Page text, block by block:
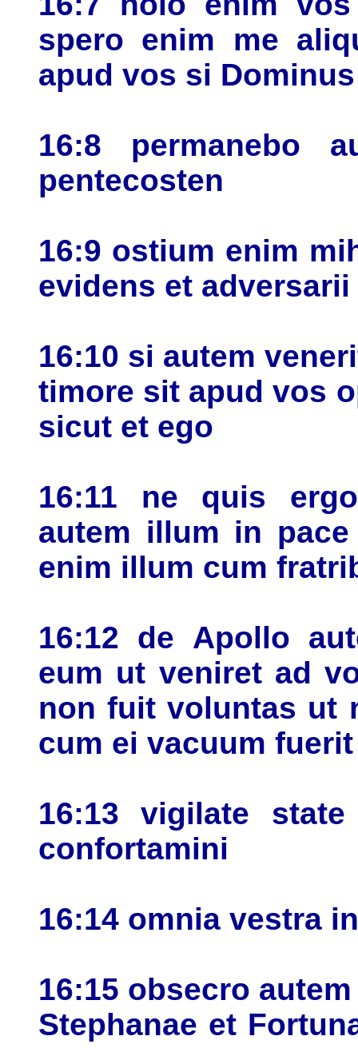
spero enim me
apud vos si
16:8 permanebo
pentecosten
16:9 ostium enim
evidens et
16:10 si autem
timore sit apud vos
sicut et ego
16:11 ne quis
autem illum in
enim illum cum
16:12 de Apollo
eum ut veniret ad
non fuit voluntas ut
cum ei vacuum fuerit
16:13 vigilate
confortamini
16:14 omnia vestra
16:15 obsecro
Stephanae et